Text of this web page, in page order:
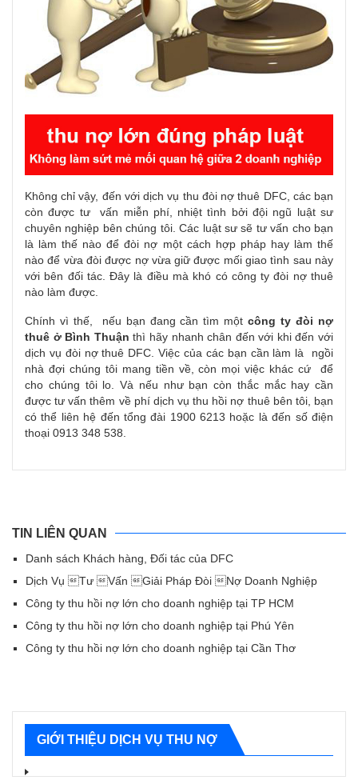
Không chỉ vậy, đến với dịch vụ thu đòi nợ thuê DFC, các bạn
còn được tư vấn miễn phí, nhiệt tình bởi đội ngũ luật sư
chuyên nghiệp bên chúng tôi. Các luật sư sẽ tư vấn cho bạn
là làm thế nào để đòi nợ một cách hợp pháp hay làm thế
nào để vừa đòi được nợ vừa giữ được mối giao tình sau này
với bên đối tác. Đây là điều mà khó có công ty đòi nợ thuê
nào làm được.
Chính vì thế, nếu bạn đang cần tìm mộtcông ty đòi nợ
thuê ở Bình Thuậnthì hãy nhanh chân đến với khi đến với
dịch vụ đòi nợ thuê DFC. Việc của các bạn cần làm là ngồi
nhà đợi chúng tôi mang tiền về, còn mọi việc khác cứ để
cho chúng tôi lo. Và nếu như bạn còn thắc mắc hay cần
được tư vấn thêm về phí dịch vụ thu hồi nợ thuê bên tôi, bạn
có thể liên hệ đến tổng đài 1900 6213 hoặc là đến số điện
thoại 0913 348 538.
TIN LIÊN QUAN
Danh sách Khách hàng, Đối tác của DFC
Dịch Vụ Tư Vấn Giải Pháp Đòi Nợ Doanh Nghiệp
Công ty thu hồi nợ lớn cho doanh nghiệp tại TP HCM
Công ty thu hồi nợ lớn cho doanh nghiệp tại Phú Yên
Công ty thu hồi nợ lớn cho doanh nghiệp tại Cần Thơ
GIỚI THIỆU DỊCH VỤ THU NỢ